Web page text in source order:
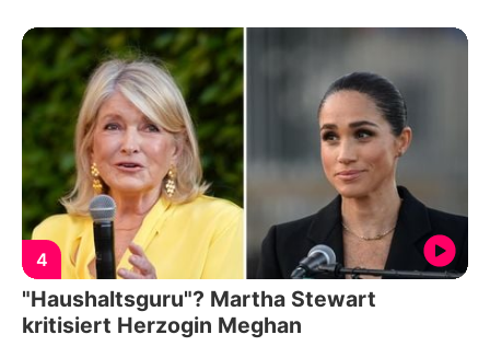
4
"Haushaltsguru"? Martha Stewart
kritisiert Herzogin Meghan